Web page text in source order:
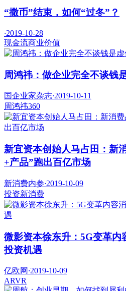
“撒币”结束，如何“过冬”？
·2019-10-28
现金流商业价值
周鸿祎：做企业完全不谈钱
国企业家杂志·2019-10-11
周鸿祎360
新宜资本创始人马占田：新
+产品”跑出百亿市场
新消费内参·2019-10-09
投资新消费
微影资本徐东升：5G变革内
投资机遇
亿欧网 ·2019-10-09
ARVR